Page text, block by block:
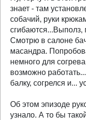
знает - там
собачий, руки
сгибаются...Выполз,
Смотрю в салоне
масандра.
немного для
возможно
балку, согрелся и...
Об этом эпизоде
узнало. А то бы